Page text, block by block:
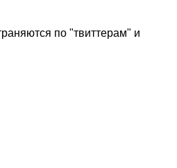
по "твиттерам" и